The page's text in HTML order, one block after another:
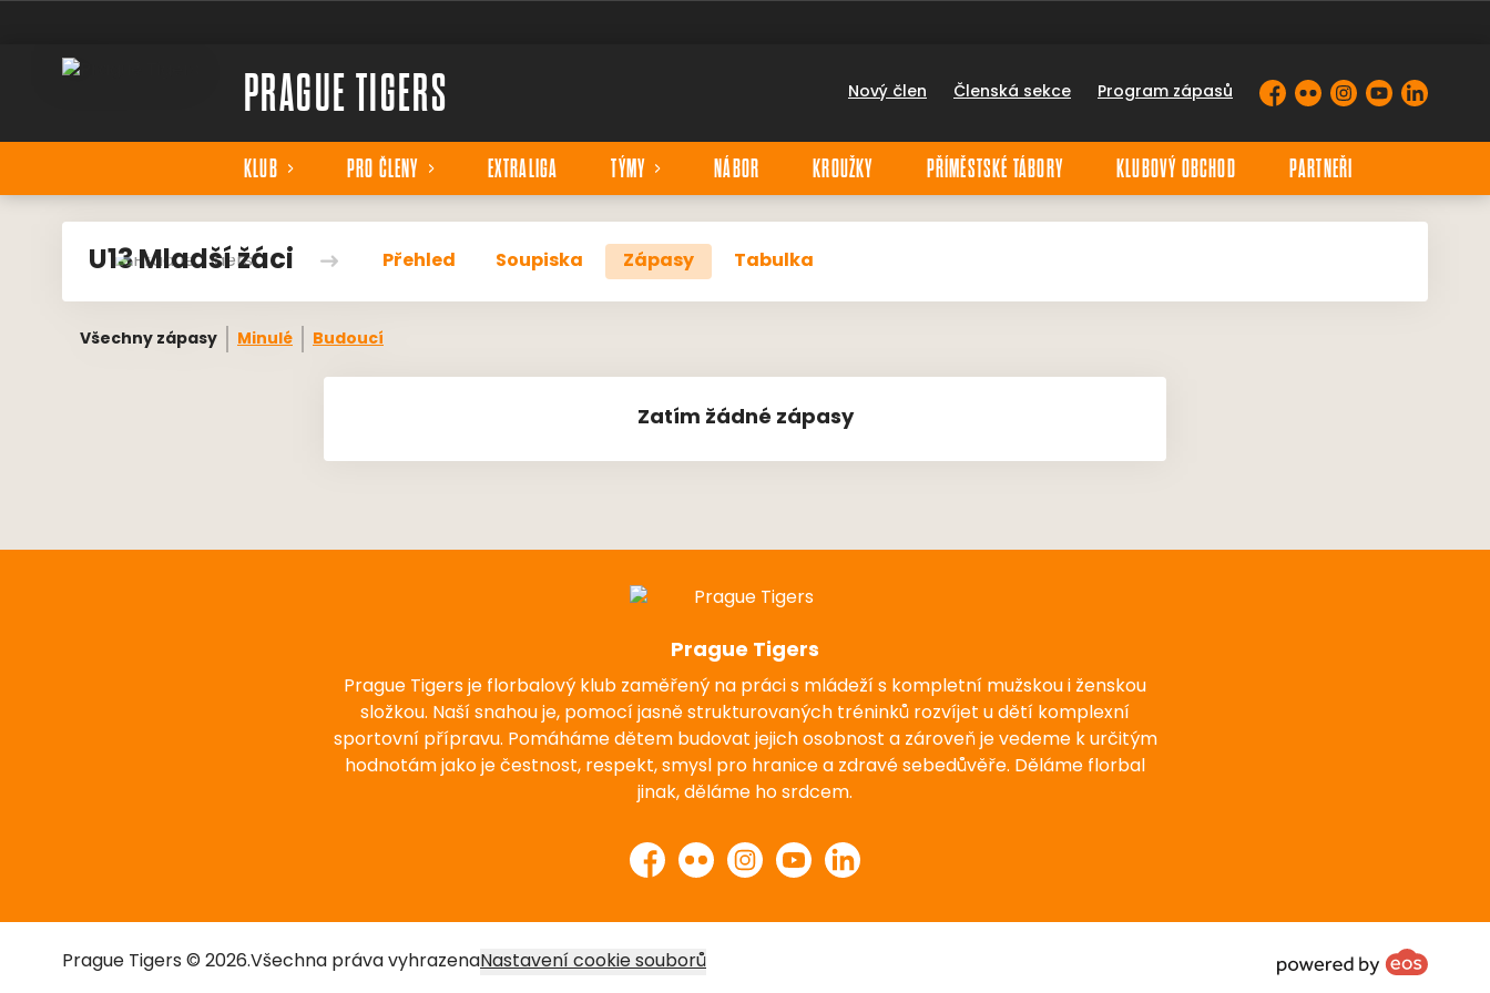
PRAGUE TIGERS Nový člen Členská sekce Program zápasů Facebook
FlickrInstagram
YouTubeLinkedIn
KLUB PRO ČLENY EXTRALIGA TÝMY NÁBOR KROUŽKY PŘÍMĚSTSKÉ TÁBORY KLUBOVÝ OBCHOD PARTNEŘI
U13 Mladší žáci Přehled Soupiska Zápasy Tabulka
Všechny zápasy Minulé Budoucí
Zatím žádné zápasy
Prague Tigers
Prague Tigers je florbalový klub zaměřený na práci s mládeží s kompletní mužskou i ženskou
složkou. Naší snahou je, pomocí jasně strukturovaných tréninků rozvíjet u dětí komplexní
sportovní přípravu. Pomáháme dětem budovat jejich osobnost a zároveň je vedeme k určitým
hodnotám jako je čestnost, respekt, smysl pro hranice a zdravé sebedůvěře. Děláme florbal
jinak, děláme ho srdcem.
Facebook
Flickr InstagramYouTubeLinkedIn
Prague Tigers © 2026.Všechna práva vyhrazenaNastavení cookie souborů